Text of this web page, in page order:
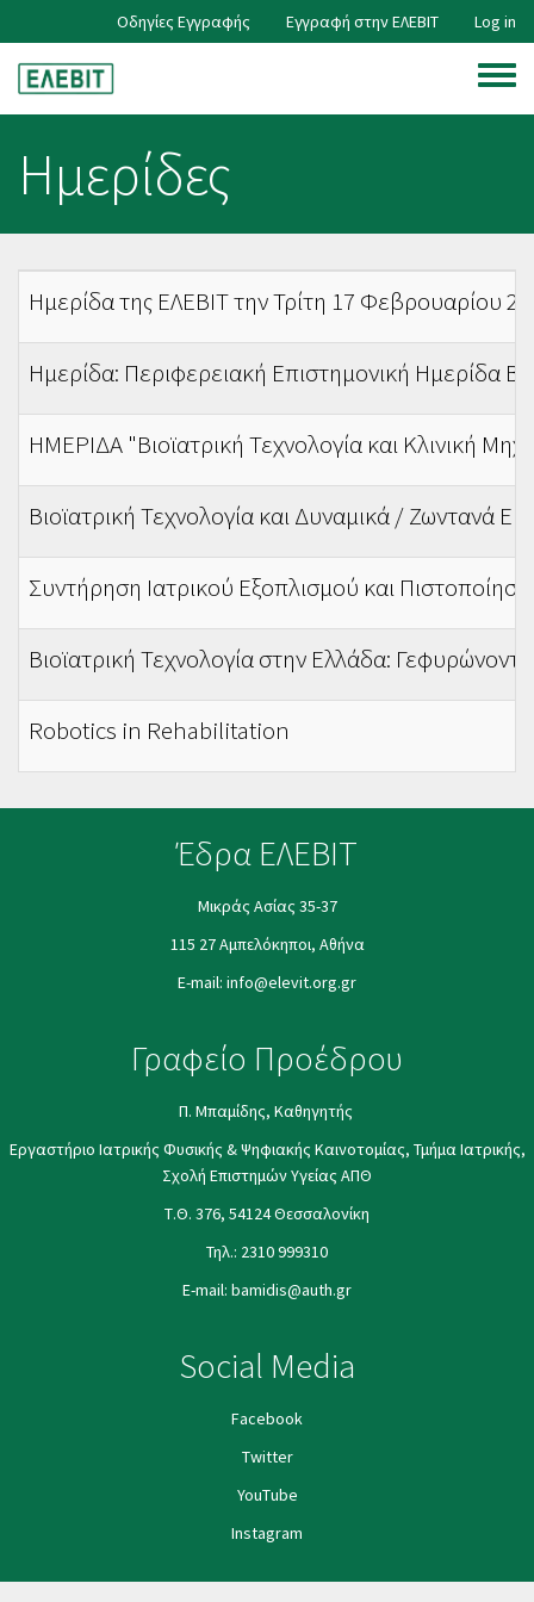
to
main
content
User
account
menu
Οδηγίες Εγγραφής Εγγραφή στην ΕΛΕΒΙΤ Log in
Toggle
menu
Ημερίδες
Ημερίδα της ΕΛΕΒΙΤ την Τρίτη 17 Φεβρουαρίου
Ημερίδα: Περιφερειακή Επιστημονική Ημερίδα
ΗΜΕΡΙΔΑ "Βιοϊατρική Τεχνολογία και Κλινική
Βιοϊατρική Τεχνολογία και Δυναμικά / Ζωντανά
Συντήρηση Ιατρικού Εξοπλισμού και
Βιοϊατρική Τεχνολογία στην Ελλάδα:
Robotics in Rehabilitation
Έδρα ΕΛΕΒΙΤ
Μικράς Ασίας 35-37
115 27 Αμπελόκηποι, Αθήνα
E-mail: info@elevit.org.gr
Γραφείο Προέδρου
Π. Μπαμίδης, Καθηγητής
Εργαστήριο Ιατρικής Φυσικής & Ψηφιακής Καινοτομίας, Τμήμα Ιατρικής,
Σχολή Επιστημών Υγείας ΑΠΘ
Τ.Θ. 376, 54124 Θεσσαλονίκη
Τηλ.: 2310 999310
E-mail: bamidis@auth.gr
Social Media
Facebook
Twitter
YouΤube
Instagram